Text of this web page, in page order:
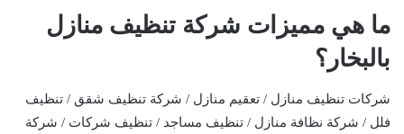
ما هي مميزات شركة تنظيف منازل
بالبخار؟
شركات تنظيف منازل / تعقيم منازل / شركة تنظيف شقق / تنظيف
فلل / شركة نظافة منازل / تنظيف مساجد / تنظيف شركات / شركة